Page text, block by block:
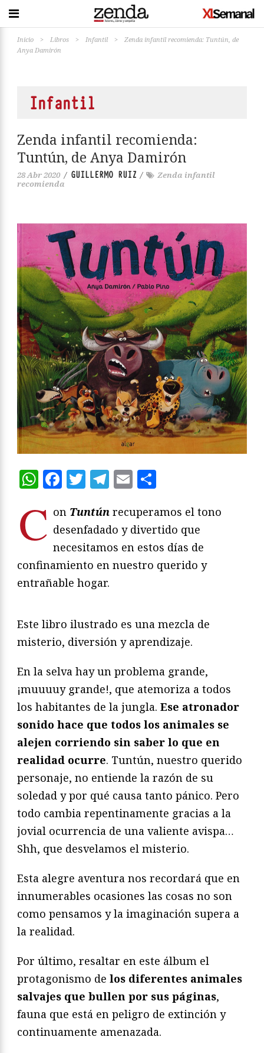
Inicio > Libros > Infantil >
Zenda infantil recomienda: Tuntún, de
Anya Damirón
Infantil
Zenda infantil recomienda:
Tuntún, de Anya Damirón
28 Abr 2020 / GUILLERMO RUIZ /
Zenda infantil
recomienda
WhatsApp
Facebook
Twitter
Telegram
Email
C on Tuntún recuperamos el tono
desenfadado y divertido que
necesitamos en estos días de
confinamiento en nuestro querido y
entrañable hogar.
Este libro ilustrado es una mezcla de
misterio, diversión y aprendizaje.
En la selva hay un problema grande,
¡muuuuy grande!, que atemoriza a todos
los habitantes de la jungla. Ese atronador
sonido hace que todos los animales se
alejen corriendo sin saber lo que en
realidad ocurre. Tuntún, nuestro querido
personaje, no entiende la razón de su
soledad y por qué causa tanto pánico. Pero
todo cambia repentinamente gracias a la
jovial ocurrencia de una valiente avispa…
Shh, que desvelamos el misterio.
Esta alegre aventura nos recordará que en
innumerables ocasiones las cosas no son
como pensamos y la imaginación supera a
la realidad.
Por último, resaltar en este álbum el
protagonismo de los diferentes animales
salvajes que bullen por sus páginas,
fauna que está en peligro de extinción y
continuamente amenazada.